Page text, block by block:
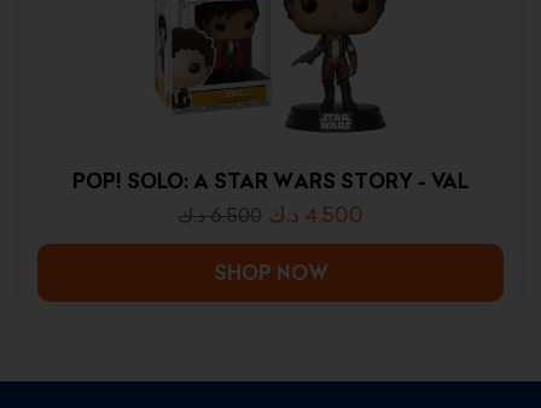
POP! SOLO: A STAR WARS STORY - VAL
6.500 د.ك 4.500 د.ك
SHOP NOW